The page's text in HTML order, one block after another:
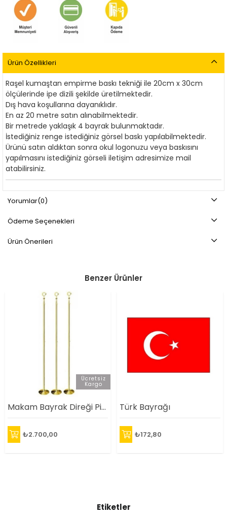
Ürün Özellikleri
Raşel kumaştan empirme baskı tekniği ile 20cm x 30cm
ölçülerinde ipe dizili şekilde üretilmektedir.
Dış hava koşullarına dayanıklıdır.
En az 20 metre satın alınabilmektedir.
Bir metrede yaklaşık 4 bayrak bulunmaktadır.
İstediğiniz renge istediğiniz görsel baskı yapılabilmektedir.
Ürünü satın aldıktan sonra okul logonuzu veya baskısını
yapılmasını istediğiniz görseli iletişim adresimize mail
atabilirsiniz.
Yorumlar(0)
Ödeme Seçenekleri
Ürün Önerileri
Benzer Ürünler
Makam Bayrak Direği Pirinç
₺2.700,00
Ücretsiz
Kargo
Türk Bayrağı
₺172,80
Etiketler